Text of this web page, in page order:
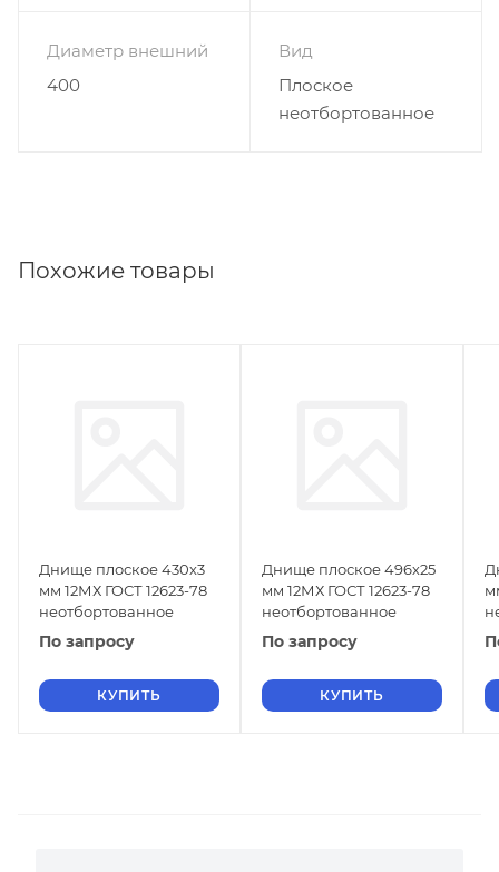
Диаметр внешний
400
Вид
Плоское
неотбортованное
Похожие товары
Днище плоское 430х3
мм 12МХ ГОСТ 12623-78
неотбортованное
По запросу
КУПИТЬ
Днище плоское 496х25
мм 12МХ ГОСТ 12623-78
неотбортованное
По запросу
КУПИТЬ